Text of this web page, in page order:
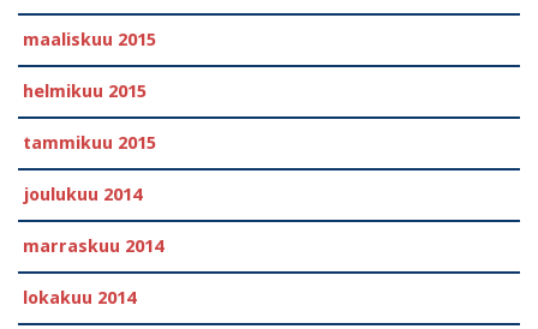
maaliskuu 2015
helmikuu 2015
tammikuu 2015
joulukuu 2014
marraskuu 2014
lokakuu 2014